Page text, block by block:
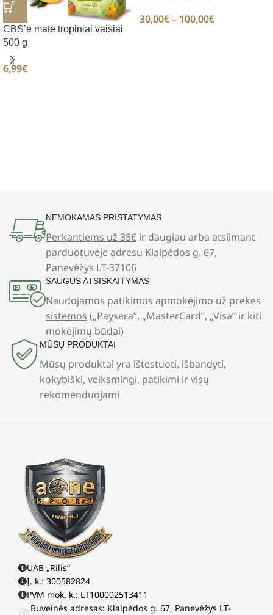
CBS’e matė tropiniai vaisiai
500 g
6,99€
30,00€– 100,00€
NEMOKAMAS PRISTATYMAS
Perkantiems už 35€ ir daugiau arba atsiimant
parduotuvėje adresu Klaipėdos g. 67,
Panevėžys LT-37106
SAUGUS ATSISKAITYMAS
Naudojamos patikimos apmokėjimo už prekes
sistemos („Paysera“, „MasterCard“, „Visa“ ir kiti
mokėjimų būdai)
MŪSŲ PRODUKTAI
Mūsų produktai yra ištestuoti, išbandyti,
kokybiški, veiksmingi, patikimi ir visų
rekomenduojami
UAB „Rilis“
Į. k.: 300582824
PVM mok. k.: LT100002513411
Buveinės adresas: Klaipėdos g. 67, Panevėžys LT-